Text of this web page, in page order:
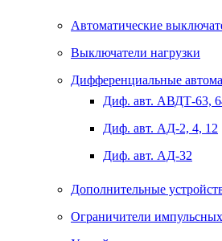
Автоматические
Выключатели нагрузки
Дифференциальные
Диф. авт. АВДТ-63,
Диф. авт. АД-2, 4, 12
Диф. авт. АД-32
Дополнительные
Ограничители